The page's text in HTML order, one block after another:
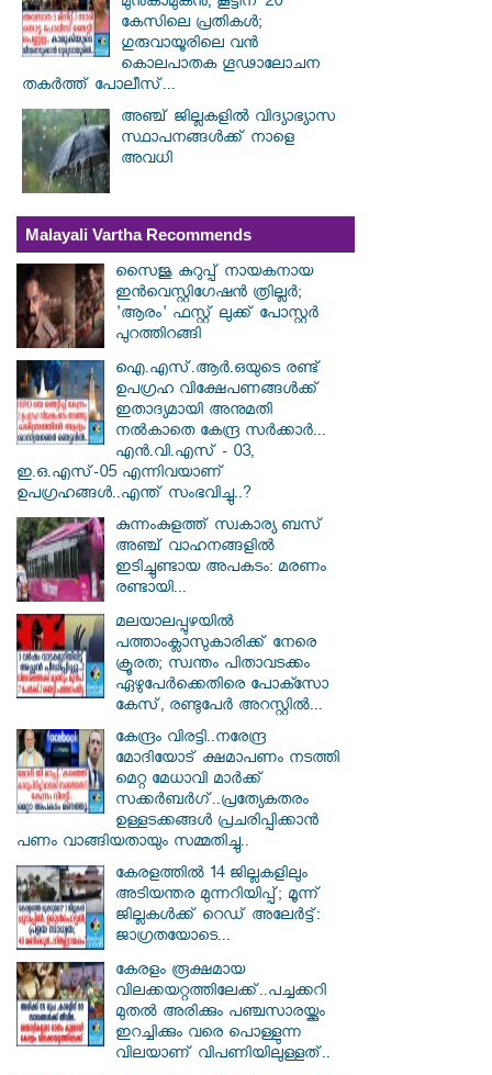
കേസിലെ പ്രതികൾ;
ഗുരുവായൂരിലെ വൻ
കൊലപാതക ഗൂഢാലോചന
തകർത്ത് പോലീസ്...
അഞ്ച് ജില്ലകളില്‍ വിദ്യാഭ്യാസ
സ്ഥാപനങ്ങള്‍ക്ക് നാളെ
അവധി
Malayali Vartha Recommends
സൈജു കുറുപ്പ് നായകനായ
ഇൻവെസ്റ്റിഗേഷൻ ത്രില്ലർ;
'ആരം' ഫസ്റ്റ് ലുക്ക് പോസ്റ്റർ
പുറത്തിറങ്ങി
ഐ.എസ്.ആർ.ഒയുടെ രണ്ട്
ഉപഗ്രഹ വിക്ഷേപണങ്ങൾക്ക്
ഇതാദ്യമായി അനുമതി
നൽകാതെ കേന്ദ്ര സർക്കാർ...
എൻ.വി.എസ് - 03,
ഇ.ഒ.എസ്-05 എന്നിവയാണ്
ഉപഗ്രഹങ്ങൾ..എന്ത് സംഭവിച്ചു..?
കുന്നംകുളത്ത് സ്വകാര്യ ബസ്
അഞ്ച് വാഹനങ്ങളിൽ
ഇടിച്ചുണ്ടായ അപകടം: മരണം
രണ്ടായി...
മലയാലപ്പുഴയിൽ
പത്താംക്ലാസുകാരിക്ക് നേരെ
ക്രൂരത; സ്വന്തം പിതാവടക്കം
ഏഴുപേർക്കെതിരെ പോക്സോ
കേസ്, രണ്ടുപേർ അറസ്റ്റിൽ...
കേന്ദ്രം വിരട്ടി..നരേന്ദ്ര
മോദിയോട് ക്ഷമാപണം നടത്തി
മെറ്റ മേധാവി മാർക്ക്
സക്കർബർ​ഗ്..പ്രത്യേകതരം
ഉള്ളടക്കങ്ങൾ പ്രചരിപ്പിക്കാൻ
പണം വാങ്ങിയതായും സമ്മതിച്ചു..
കേരളത്തിൽ 14 ജില്ലകളിലും
അടിയന്തര മുന്നറിയിപ്പ്; മൂന്ന്
ജില്ലകൾക്ക് റെഡ് അലേർട്ട്:
ജാഗ്രതയോടെ...
കേരളം രൂക്ഷമായ
വിലക്കയറ്റത്തിലേക്ക്..പച്ചക്കറി
മുതൽ അരിക്കും പഞ്ചസാരയ്ക്കും
ഇറച്ചിക്കും വരെ പൊള്ളുന്ന
വിലയാണ് വിപണിയിലുള്ളത്..